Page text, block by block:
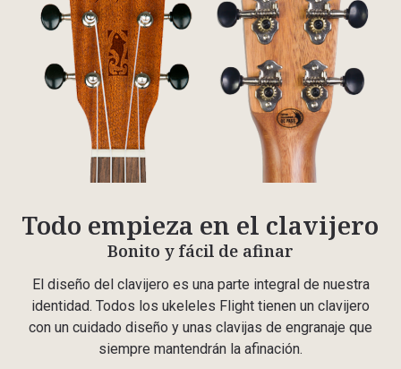
Todo empieza en el clavijero
Bonito y fácil de afinar
El diseño del clavijero es una parte integral de nuestra
identidad. Todos los ukeleles Flight tienen un clavijero
con un cuidado diseño y unas clavijas de engranaje que
siempre mantendrán la afinación.